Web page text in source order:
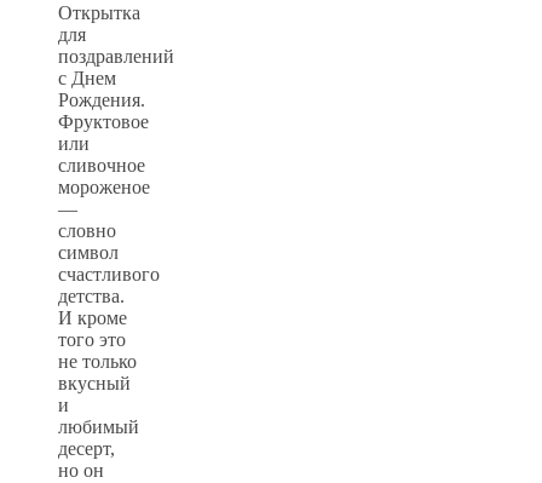
Открытка
для
поздравлений
с Днем
Рождения.
Фруктовое
или
сливочное
мороженое
—
словно
символ
счастливого
детства.
И кроме
того это
не только
вкусный
и
любимый
десерт,
но он